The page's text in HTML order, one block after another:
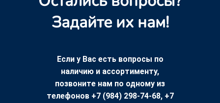
Задайте их нам!
Если у Вас есть вопросы по
наличию и ассортименту,
позвоните нам по одному из
телефонов +7 (984) 298-74-68, +7